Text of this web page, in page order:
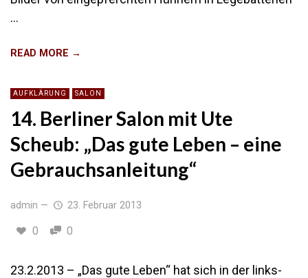
…
READ MORE →
AUFKLÄRUNG SALON
14. Berliner Salon mit Ute
Scheub: „Das gute Leben – eine
Gebrauchsanleitung“
admin — 23. Februar 2013
0 0
23.2.2013 – „Das gute Leben“ hat sich in der links-